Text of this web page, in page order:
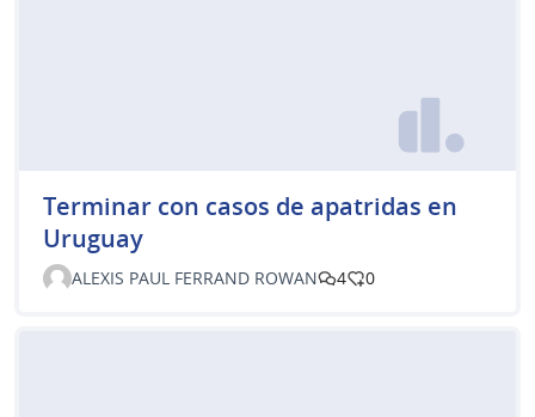
Terminar con casos de apatridas en
Uruguay
ALEXIS PAUL FERRAND ROWAN 4 0